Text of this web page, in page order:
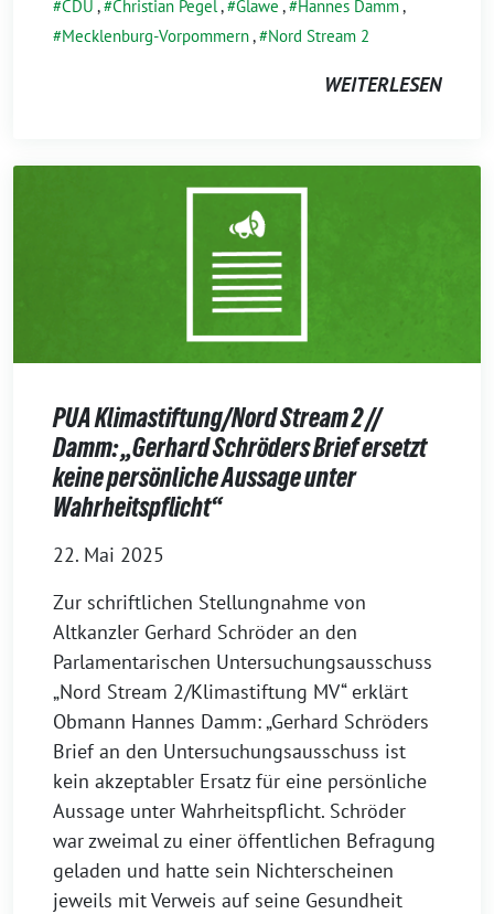
CDU , Christian Pegel, Glawe , Hannes Damm,
Mecklenburg-Vorpommern, Nord Stream 2
WEITERLESEN
PUA Klimastiftung/Nord Stream 2 //
Damm: „Gerhard Schröders Brief ersetzt
keine persönliche Aussage unter
Wahrheitspflicht“
22. Mai 2025
Zur schriftlichen Stellungnahme von
Altkanzler Gerhard Schröder an den
Parlamentarischen Untersuchungsausschuss
„Nord Stream 2/Klimastiftung MV“ erklärt
Obmann Hannes Damm: „Gerhard Schröders
Brief an den Untersuchungsausschuss ist
kein akzeptabler Ersatz für eine persönliche
Aussage unter Wahrheitspflicht. Schröder
war zweimal zu einer öffentlichen Befragung
geladen und hatte sein Nichterscheinen
jeweils mit Verweis auf seine Gesundheit